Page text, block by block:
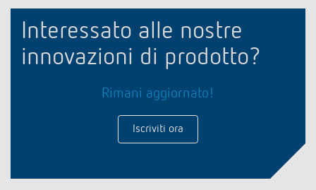
Interessato alle nostre
innovazioni di prodotto?
Rimani aggiornato!
Iscriviti ora